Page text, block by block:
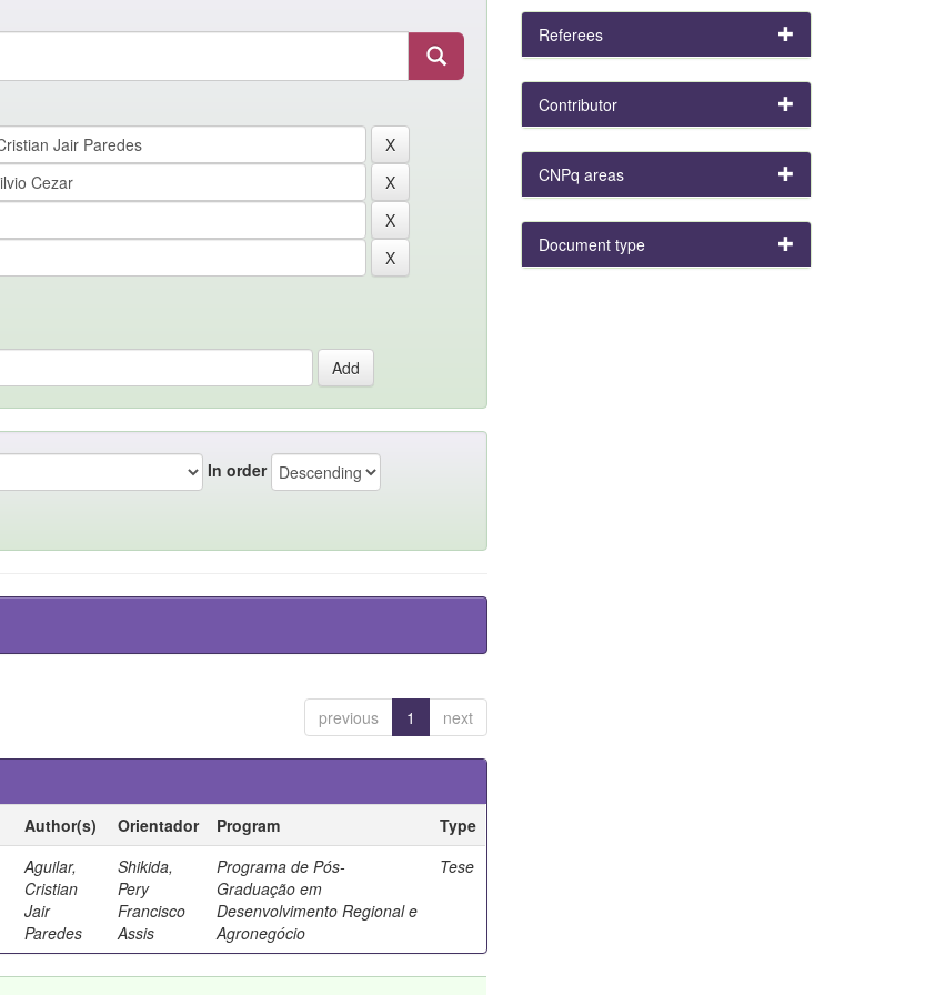
In order
previous 1 next
Author(s) Orientador Program
Type
Aguilar,
Cristian
Jair
Paredes
Shikida,
Pery
Francisco
Assis
Programa de Pós-
Graduação em
Desenvolvimento Regional e
Agronegócio
Tese
Referees
Contributor
CNPq areas
Document type